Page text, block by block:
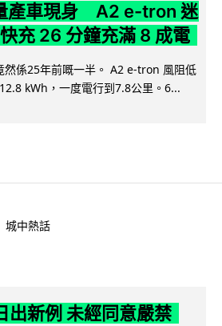
產車現身 A2 e-tron 迷
充 26 分鐘充滿 8 成電
係25年前嘅一半。 A2 e-tron 風阻低
kWh，一度電行到7.8公里。6...
城中熱話
出新例 未經同意嚴禁